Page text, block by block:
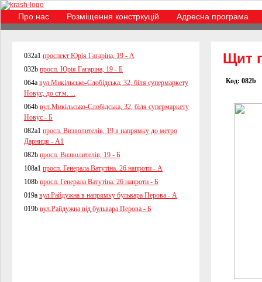
Про нас Розміщення констркуцій Адресна програма
032a1 проспект Юрія Гагаріна, 19 - А
032b просп. Юрія Гагаріна, 19 - Б
064a вул.Микільсько-Слобідська, 32, біля супермаркету
Новус, до ст.м. ...
064b вул.Микільсько-Слобідська, 32, біля супермаркету
Новус - Б
082a1 просп. Визволителів, 19 в напрямку до метро
Дарниця - А1
082b просп. Визволителів, 19 - Б
108a1 просп. Генерала Ватутіна. 26 напроти - А
108b просп. Генерала Ватутіна. 26 напроти - Б
019a вул.Райдужна в напрямку бульвара Перова - А
019b вул.Райдужна від бульвара Перова - Б
Щит
Код: 082b